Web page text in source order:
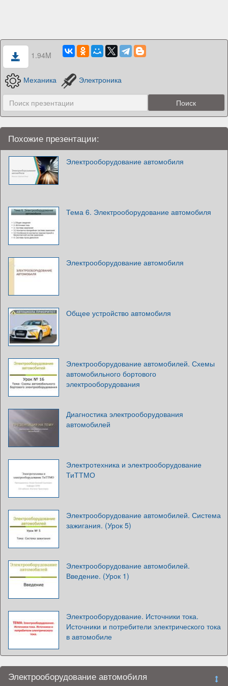
1.94M
Механика Электроника
Похожие презентации:
Электрооборудование автомобиля
Тема 6. Электрооборудование автомобиля
Электрооборудование автомобиля
Общее устройство автомобиля
Электрооборудование автомобилей. Схемы
автомобильного бортового
электрооборудования
Диагностика электрооборудования
автомобилей
Электротехника и электрооборудование
ТиТТМО
Электрооборудование автомобилей. Система
зажигания. (Урок 5)
Электрооборудование автомобилей.
Введение. (Урок 1)
Электрооборудование. Источники тока.
Источники и потребители электрического тока
в автомобиле
Электрооборудование автомобиля